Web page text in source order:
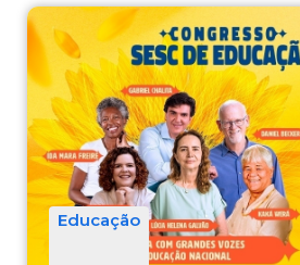
Educação